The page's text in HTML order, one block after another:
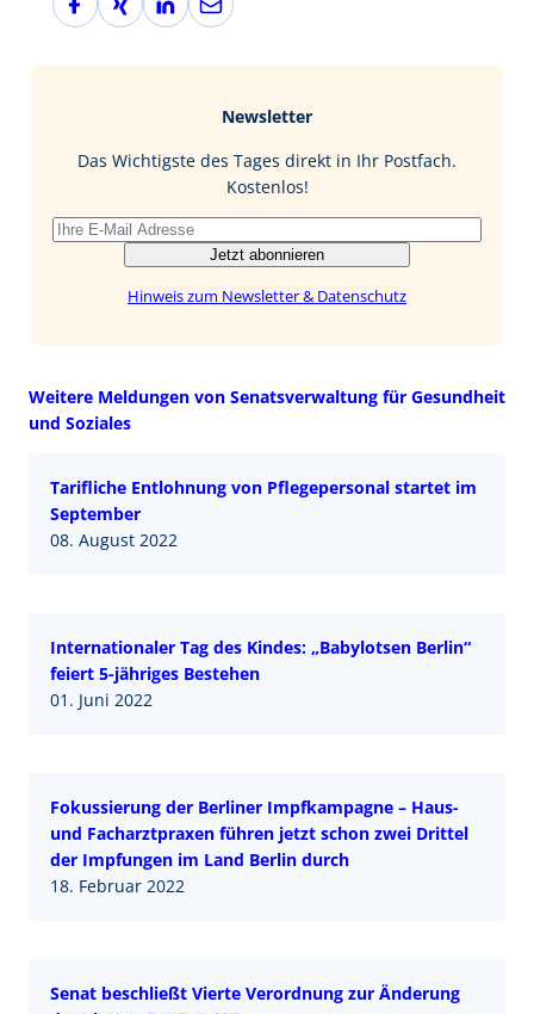
a
i
i
I
-
Newsletter
Das Wichtigste des Tages direkt in Ihr Postfach.
Kostenlos!
Jetzt abonnieren
Hinweis zum Newsletter & Datenschutz
Weitere Meldungen von Senatsverwaltung für Gesundheit
und Soziales
Tarifliche Entlohnung von Pflegepersonal startet im
September
08. August 2022
Internationaler Tag des Kindes: „Babylotsen Berlin“
feiert 5-jähriges Bestehen
01. Juni 2022
Fokussierung der Berliner Impfkampagne – Haus-
und Facharztpraxen führen jetzt schon zwei Drittel
der Impfungen im Land Berlin durch
18. Februar 2022
Senat beschließt Vierte Verordnung zur Änderung